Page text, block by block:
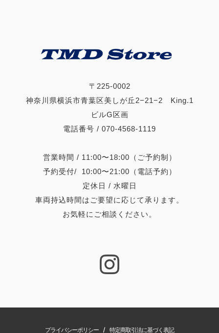
〒225-0002
神奈川県横浜市青葉区美しが丘2−21−2 King.1
ビルG区画
電話番号 / 070-4568-1119
営業時間 / 11:00〜18:00（ご予約制）
予約受付/ 10:00〜21:00（電話予約）
定休日 / 水曜日
車両持込時間はご要望に応じて承ります。
お気軽にご相談ください。
プライバシーポリシー / 特定商取引法に基づく表記